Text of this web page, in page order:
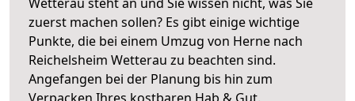
zuerst machen sollen? Es gibt einige wichtige
Punkte, die bei einem Umzug von Herne nach
Reichelsheim Wetterau zu beachten sind.
Angefangen bei der Planung bis hin zum